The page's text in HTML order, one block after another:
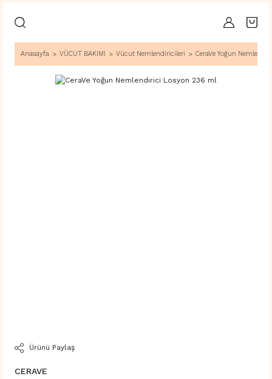
Anasayfa VÜCUT BAKIMI Vücut Nemlendiricileri CeraVe Yoğun
Ürünü Paylaş
CERAVE